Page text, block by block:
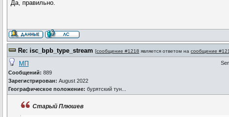
Да, правильно.
Re: isc_bpb_type_stream [сообщение #1218 является ответом на сообщение
МП
Сообщений: 889
Зарегистрирован: August 2022
Географическое положение: бурятский тун...
Старый Плюшев